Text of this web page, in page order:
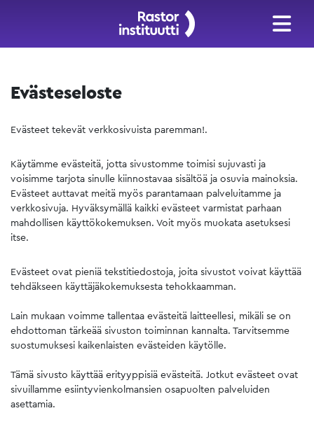
Evästeseloste
Evästeet tekevät verkkosivuista paremman!.
Käytämme evästeitä, jotta sivustomme toimisi sujuvasti ja
voisimme tarjota sinulle kiinnostavaa sisältöä ja osuvia mainoksia.
Evästeet auttavat meitä myös parantamaan palveluitamme ja
verkkosivuja. Hyväksymällä kaikki evästeet varmistat parhaan
mahdollisen käyttökokemuksen. Voit myös muokata asetuksesi
itse.
Evästeet ovat pieniä tekstitiedostoja, joita sivustot voivat käyttää
tehdäkseen käyttäjäkokemuksesta tehokkaamman.
Lain mukaan voimme tallentaa evästeitä laitteellesi, mikäli se on
ehdottoman tärkeää sivuston toiminnan kannalta. Tarvitsemme
suostumuksesi kaikenlaisten evästeiden käytölle.
Tämä sivusto käyttää erityyppisiä evästeitä. Jotkut evästeet ovat
sivuillamme esiintyvienkolmansien osapuolten palveluiden
asettamia.